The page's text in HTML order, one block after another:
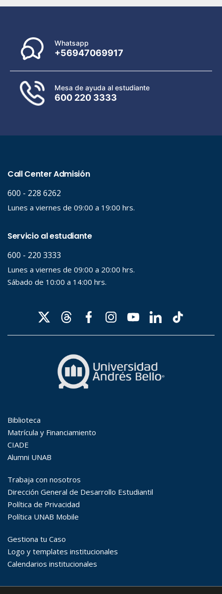
Whatsapp
+56947069917
Mesa de ayuda al estudiante
600 220 3333